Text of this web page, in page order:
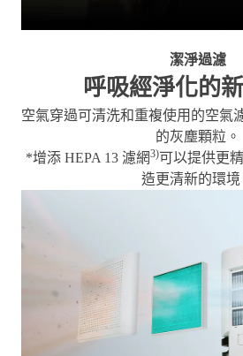
潔淨過濾
呼吸經淨化的
空氣穿過可清洗和重複使用的空氣
的灰塵顆粒。
*增添 HEPA 13 濾網3)可以提供更
造更清新的環境